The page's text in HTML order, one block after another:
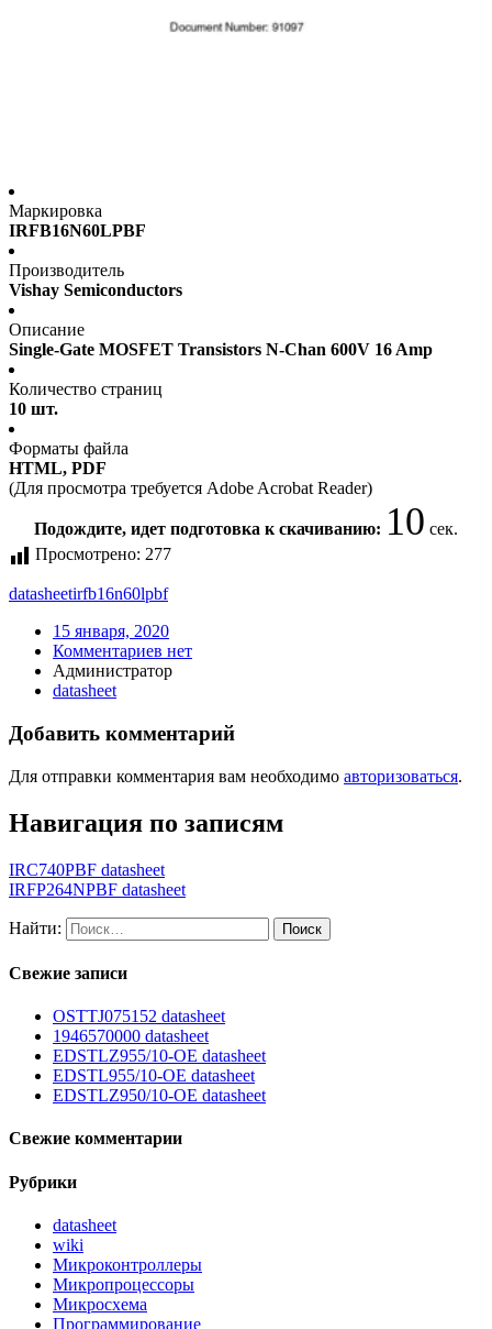
Маркировка
IRFB16N60LPBF
Производитель
Vishay Semiconductors
Описание
Single-Gate MOSFET Transistors N-Chan 600V 16 Amp
Количество страниц
10 шт.
Форматы файла
HTML, PDF
(Для просмотра требуется Adobe Acrobat Reader)
Подождите, идет подготовка к скачиванию: 10 сек.
Просмотрено: 277
datasheetirfb16n60lpbf
15 января, 2020
Комментариев нет
Администратор
datasheet
Добавить комментарий
Для отправки комментария вам необходимо авторизоваться.
Навигация по записям
IRC740PBF datasheet
IRFP264NPBF datasheet
Найти:
Свежие записи
OSTTJ075152 datasheet
1946570000 datasheet
EDSTLZ955/10-OE datasheet
EDSTL955/10-OE datasheet
EDSTLZ950/10-OE datasheet
Свежие комментарии
Рубрики
datasheet
wiki
Микроконтроллеры
Микропроцессоры
Микросхема
Программирование